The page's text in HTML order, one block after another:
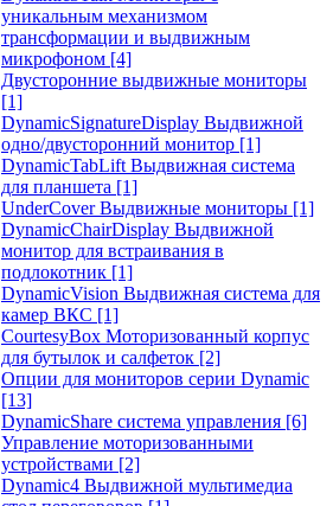
уникальным механизмом
трансформации и выдвижным
микрофоном [4]
Двусторонние выдвижные мониторы
[1]
DynamicSignatureDisplay Выдвижной
одно/двусторонний монитор [1]
DynamicTabLift Выдвижная система
для планшета [1]
UnderCover Выдвижные мониторы [1]
DynamicChairDisplay Выдвижной
монитор для встраивания в
подлокотник [1]
DynamicVision Выдвижная система для
камер ВКС [1]
CourtesyBox Моторизованный корпус
для бутылок и салфеток [2]
Опции для мониторов серии Dynamic
[13]
DynamicShare система управления [6]
Управление моторизованными
устройствами [2]
Dynamic4 Выдвижной мультимедиа